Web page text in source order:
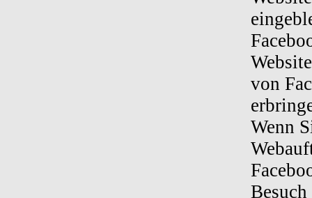
von
Wenn